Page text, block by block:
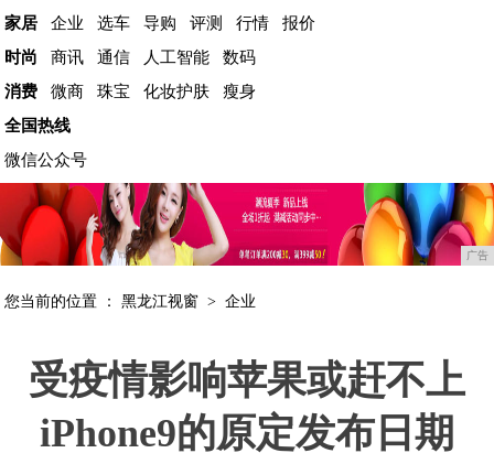
家居
企业 选车 导购 评测 行情
报价
时尚
商讯 通信 人工智能
数码
消费
微商 珠宝 化妆护肤
瘦身
全国热线
微信公众号
广告
您当前的位置 ：黑龙江视窗 >企业
受疫情影响苹果或赶不上
iPhone9的原定发布日期